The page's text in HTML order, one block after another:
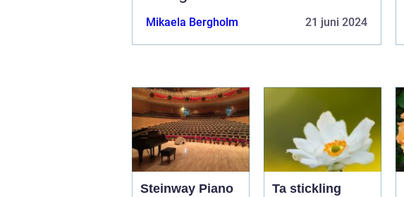
Mikaela Bergholm 21 juni 2024
Steinway Piano
Ta stickling